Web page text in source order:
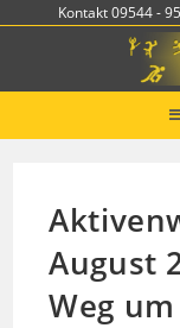
Kontakt 09544 -
August
Weg